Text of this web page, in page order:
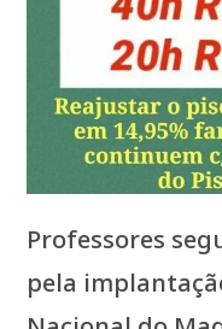
Professores
pela